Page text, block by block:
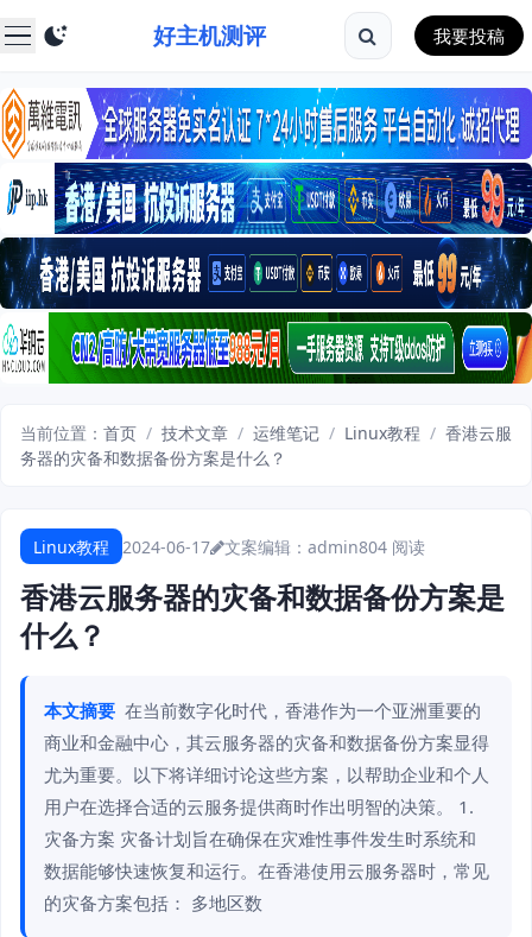
好主机测评 我要投稿
当前位置： 首页 / 技术文章 / 运维笔记 / Linux教程 / 香港云服
务器的灾备和数据备份方案是什么？
Linux教程 2024-06-17 文案编辑：admin804 阅读
香港云服务器的灾备和数据备份方案是
什么？
本文摘要 在当前数字化时代，香港作为一个亚洲重要的
商业和金融中心，其云服务器的灾备和数据备份方案显得
尤为重要。以下将详细讨论这些方案，以帮助企业和个人
用户在选择合适的云服务提供商时作出明智的决策。 1.
灾备方案 灾备计划旨在确保在灾难性事件发生时系统和
数据能够快速恢复和运行。在香港使用云服务器时，常见
的灾备方案包括： 多地区数